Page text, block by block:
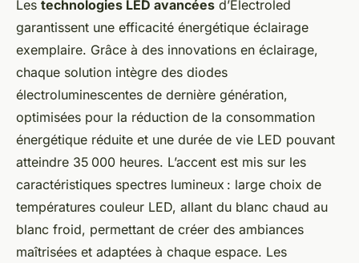
Les technologies LED avancées d’Electroled
garantissent une efficacité énergétique éclairage
exemplaire. Grâce à des innovations en éclairage,
chaque solution intègre des diodes
électroluminescentes de dernière génération,
optimisées pour la réduction de la consommation
énergétique réduite et une durée de vie LED pouvant
atteindre 35 000 heures. L’accent est mis sur les
caractéristiques spectres lumineux : large choix de
températures couleur LED, allant du blanc chaud au
blanc froid, permettant de créer des ambiances
maîtrisées et adaptées à chaque espace. Les